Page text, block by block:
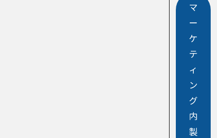
マ
ー
ケ
テ
ィ
ン
グ
内
製